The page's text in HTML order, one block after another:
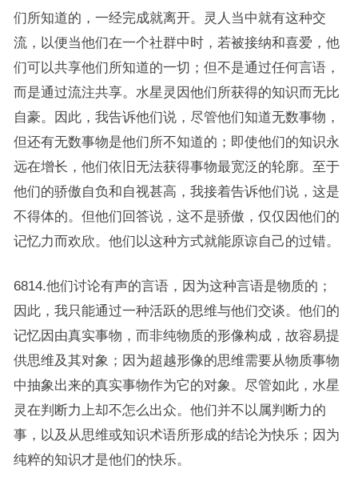
们所知道的，一经完成就离开。灵人当中就有这种交
流，以便当他们在一个社群中时，若被接纳和喜爱，他
们可以共享他们所知道的一切；但不是通过任何言语，
而是通过流注共享。水星灵因他们所获得的知识而无比
自豪。因此，我告诉他们说，尽管他们知道无数事物，
但还有无数事物是他们所不知道的；即使他们的知识永
远在增长，他们依旧无法获得事物最宽泛的轮廓。至于
他们的骄傲自负和自视甚高，我接着告诉他们说，这是
不得体的。但他们回答说，这不是骄傲，仅仅因他们的
记忆力而欢欣。他们以这种方式就能原谅自己的过错。
6814.他们讨论有声的言语，因为这种言语是物质的；
因此，我只能通过一种活跃的思维与他们交谈。他们的
记忆因由真实事物，而非纯物质的形像构成，故容易提
供思维及其对象；因为超越形像的思维需要从物质事物
中抽象出来的真实事物作为它的对象。尽管如此，水星
灵在判断力上却不怎么出众。他们并不以属判断力的
事，以及从思维或知识术语所形成的结论为快乐；因为
纯粹的知识才是他们的快乐。